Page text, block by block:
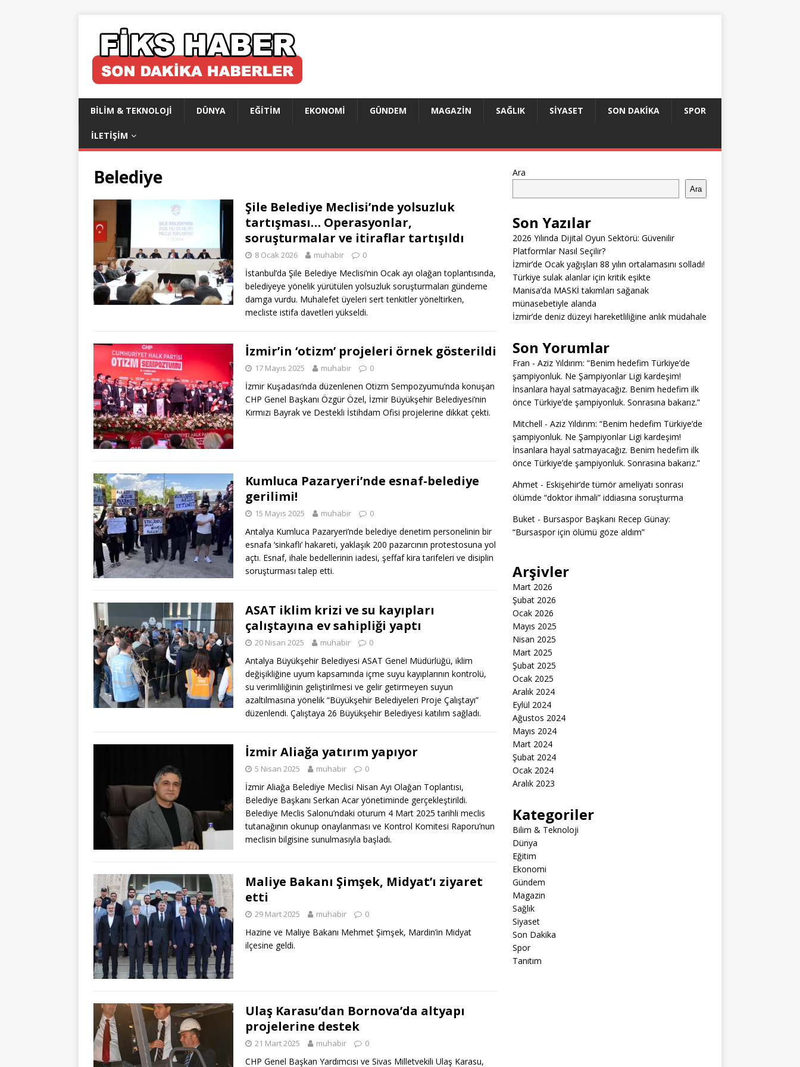
BILIM & TEKNOLOJI DÜNYA EĞITIM EKONOMI GÜNDEM MAGAZIN SAĞLIK SIYASET SON DAKIKA SPOR
İLETIŞIM
Belediye
Şile Belediye Meclisi’nde yolsuzluk
tartışması… Operasyonlar,
soruşturmalar ve itiraflar tartışıldı
8 Ocak 2026 muhabir 0
İstanbul’da Şile Belediye Meclisi’nin Ocak ayı olağan toplantısında,
belediyeye yönelik yürütülen yolsuzluk soruşturmaları gündeme
damga vurdu. Muhalefet üyeleri sert tenkitler yöneltirken,
mecliste istifa davetleri yükseldi.
İzmir’in ‘otizm’ projeleri örnek gösterildi
17 Mayıs 2025 muhabir 0
İzmir Kuşadası’nda düzenlenen Otizm Sempozyumu’nda konuşan
CHP Genel Başkanı Özgür Özel, İzmir Büyükşehir Belediyesi’nin
Kırmızı Bayrak ve Destekli İstihdam Ofisi projelerine dikkat çekti.
Kumluca Pazaryeri’nde esnaf-belediye
gerilimi!
15 Mayıs 2025 muhabir 0
Antalya Kumluca Pazaryeri’nde belediye denetim personelinin bir
esnafa ‘sinkaflı’ hakareti, yaklaşık 200 pazarcının protestosuna yol
açtı. Esnaf, ihale bedellerinin iadesi, şeffaf kira tarifeleri ve disiplin
soruşturması talep etti.
ASAT iklim krizi ve su kayıpları
çalıştayına ev sahipliği yaptı
20 Nisan 2025 muhabir 0
Antalya Büyükşehir Belediyesi ASAT Genel Müdürlüğü, iklim
değişikliğine uyum kapsamında içme suyu kayıplarının kontrolü,
su verimliliğinin geliştirilmesi ve gelir getirmeyen suyun
azaltılmasına yönelik “Büyükşehir Belediyeleri Proje Çalıştayı”
düzenlendi. Çalıştaya 26 Büyükşehir Belediyesi katılım sağladı.
İzmir Aliağa yatırım yapıyor
5 Nisan 2025 muhabir 0
İzmir Aliağa Belediye Meclisi Nisan Ayı Olağan Toplantısı,
Belediye Başkanı Serkan Acar yönetiminde gerçekleştirildi.
Belediye Meclis Salonu’ndaki oturum 4 Mart 2025 tarihli meclis
tutanağının okunup onaylanması ve Kontrol Komitesi Raporu’nun
meclisin bilgisine sunulmasıyla başladı.
Maliye Bakanı Şimşek, Midyat’ı ziyaret
etti
29 Mart 2025 muhabir 0
Hazine ve Maliye Bakanı Mehmet Şimşek, Mardin’in Midyat
ilçesine geldi.
Ulaş Karasu’dan Bornova’da altyapı
projelerine destek
21 Mart 2025 muhabir 0
CHP Genel Başkan Yardımcısı ve Sivas Milletvekili Ulaş Karasu,
Ara
Ara
Son Yazılar
2026 Yılında Dijital Oyun Sektörü: Güvenilir
Platformlar Nasıl Seçilir?
İzmir’de Ocak yağışları 88 yılın ortalamasını solladı!
Türkiye sulak alanlar için kritik eşikte
Manisa’da MASKİ takımları sağanak
münasebetiyle alanda
İzmir’de deniz düzeyi hareketliliğine anlık müdahale
Son Yorumlar
Fran - Aziz Yıldırım: “Benim hedefim Türkiye’de
şampiyonluk. Ne Şampiyonlar Ligi kardeşim!
İnsanlara hayal satmayacağız. Benim hedefim ilk
önce Türkiye’de şampiyonluk. Sonrasına bakarız.”
Mitchell - Aziz Yıldırım: “Benim hedefim Türkiye’de
şampiyonluk. Ne Şampiyonlar Ligi kardeşim!
İnsanlara hayal satmayacağız. Benim hedefim ilk
önce Türkiye’de şampiyonluk. Sonrasına bakarız.”
Ahmet- Eskişehir’de tümör ameliyatı sonrası
ölümde “doktor ihmali” iddiasına soruşturma
Buket- Bursaspor Başkanı Recep Günay:
“Bursaspor için ölümü göze aldım”
Arşivler
Mart 2026
Şubat 2026
Ocak 2026
Mayıs 2025
Nisan 2025
Mart 2025
Şubat 2025
Ocak 2025
Aralık 2024
Eylül 2024
Ağustos 2024
Mayıs 2024
Mart 2024
Şubat 2024
Ocak 2024
Aralık 2023
Kategoriler
Bilim & Teknoloji
Dünya
Eğitim
Ekonomi
Gündem
Magazin
Sağlık
Siyaset
Son Dakika
Spor
Tanıtım